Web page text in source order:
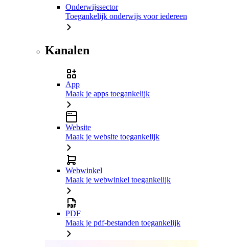
Onderwijssector
Toegankelijk onderwijs voor iedereen
Kanalen
App
Maak je apps toegankelijk
Website
Maak je website toegankelijk
Webwinkel
Maak je webwinkel toegankelijk
PDF
Maak je pdf-bestanden toegankelijk